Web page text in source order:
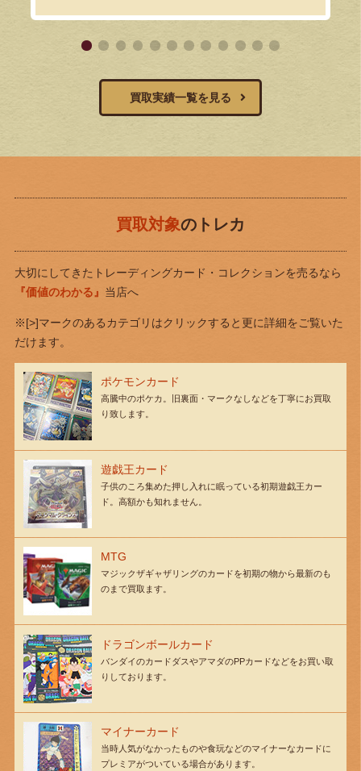
買取実績一覧を見る
買取対象のトレカ
大切にしてきたトレーディングカード・コレクションを売るなら
『価値のわかる』 当店へ
※[>]マークのあるカテゴリはクリックすると更に詳細をご覧いた
だけます。
ポケモンカード
高騰中のポケカ。旧裏面・マークなしなどを丁寧にお買取
り致します。
遊戯王カード
子供のころ集めた押し入れに眠っている初期遊戯王カー
ド。高額かも知れません。
MTG
マジックザギャザリングのカードを初期の物から最新のも
のまで買取ます。
ドラゴンボールカード
バンダイのカードダスやアマダのPPカードなどをお買い取
りしております。
マイナーカード
当時人気がなかったものや食玩などのマイナーなカードに
プレミアがついている場合があります。